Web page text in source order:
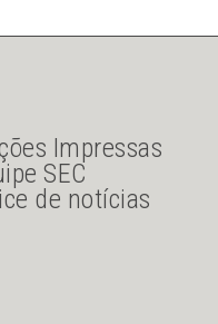
sanduiche
Impressas
SEC
de notícias